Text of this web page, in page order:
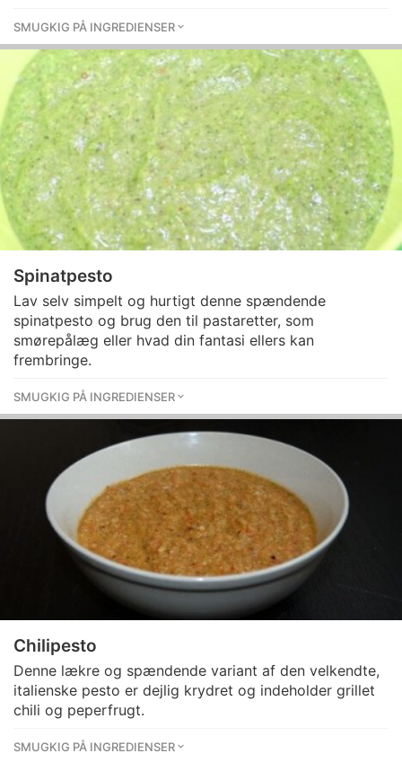
SMUGKIG PÅ INGREDIENSER
Spinatpesto
Lav selv simpelt og hurtigt denne spændende
spinatpesto og brug den til pastaretter, som
smørepålæg eller hvad din fantasi ellers kan
frembringe.
SMUGKIG PÅ INGREDIENSER
Chilipesto
Denne lækre og spændende variant af den velkendte,
italienske pesto er dejlig krydret og indeholder grillet
chili og peperfrugt.
SMUGKIG PÅ INGREDIENSER